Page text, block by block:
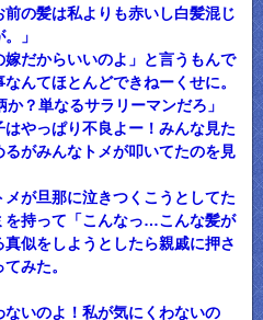
の髪は私よりも赤いし白髪混じ
」
嫁だからいいのよ」と言うもんで
んてほとんどできねーくせに。
？単なるサラリーマンだろ」
やっぱり不良よー！みんな見た
がみんなトメが叩いてたのを見
が旦那に泣きつくこうとしてた
を持って「こんなっ…こんな髪が
似をしようとしたら親戚に押さ
みた。
ないのよ！私が気にくわないの